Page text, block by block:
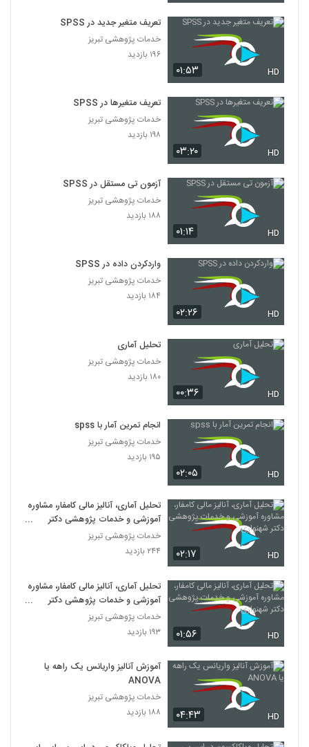
۰۱:۵۳ HD
تعریف متغیر جدید در SPSS
خدمات پژوهشی تبریز
۱۹۶ بازدید
۰۳:۲۰ HD
تعریف متغیرها در SPSS
خدمات پژوهشی تبریز
۱۹۸ بازدید
۰۱:۱۴ HD
آزمون تی مستقل در SPSS
خدمات پژوهشی تبریز
۱۸۸ بازدید
۰۲:۲۶ HD
واردکردن داده در SPSS
خدمات پژوهشی تبریز
۱۸۴ بازدید
۰۰:۳۶ HD
تحلیل آماری
خدمات پژوهشی تبریز
۱۸۰ بازدید
۰۲:۰۵ HD
انجام تمرین آمار با spss
خدمات پژوهشی تبریز
۱۹۵ بازدید
۰۲:۱۷ HD
تحلیل آماری، آنالیز مالی کامفار، مشاوره
آموزشی و خدمات پژوهشی دکتر
شهنوازی
خدمات پژوهشی تبریز
۲۴۴ بازدید
۰۱:۵۶ HD
تحلیل آماری، آنالیز مالی کامفار، مشاوره
آموزشی و خدمات پژوهشی دکتر
شهنوازی
خدمات پژوهشی تبریز
۱۹۳ بازدید
۰۴:۴۳ HD
آموزش آنالیز واریانس یک راهه یا
ANOVA
خدمات پژوهشی تبریز
۱۸۸ بازدید